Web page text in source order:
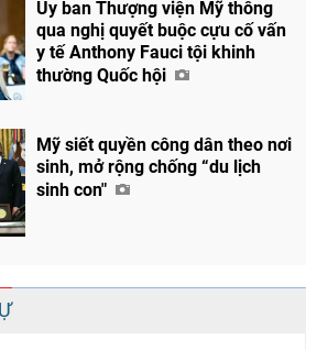
Ủy ban Thượng viện Mỹ thông
qua nghị quyết buộc cựu cố vấn
y tế Anthony Fauci tội khinh
thường Quốc hội
Mỹ siết quyền công dân theo nơi
sinh, mở rộng chống “du lịch
sinh con"